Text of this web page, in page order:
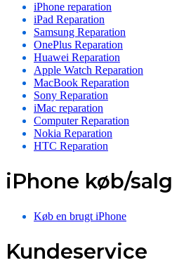
iPhone reparation
iPad Reparation
Samsung Reparation
OnePlus Reparation
Huawei Reparation
Apple Watch Reparation
MacBook Reparation
Sony Reparation
iMac reparation
Computer Reparation
Nokia Reparation
HTC Reparation
iPhone køb/salg
Køb en brugt iPhone
Kundeservice